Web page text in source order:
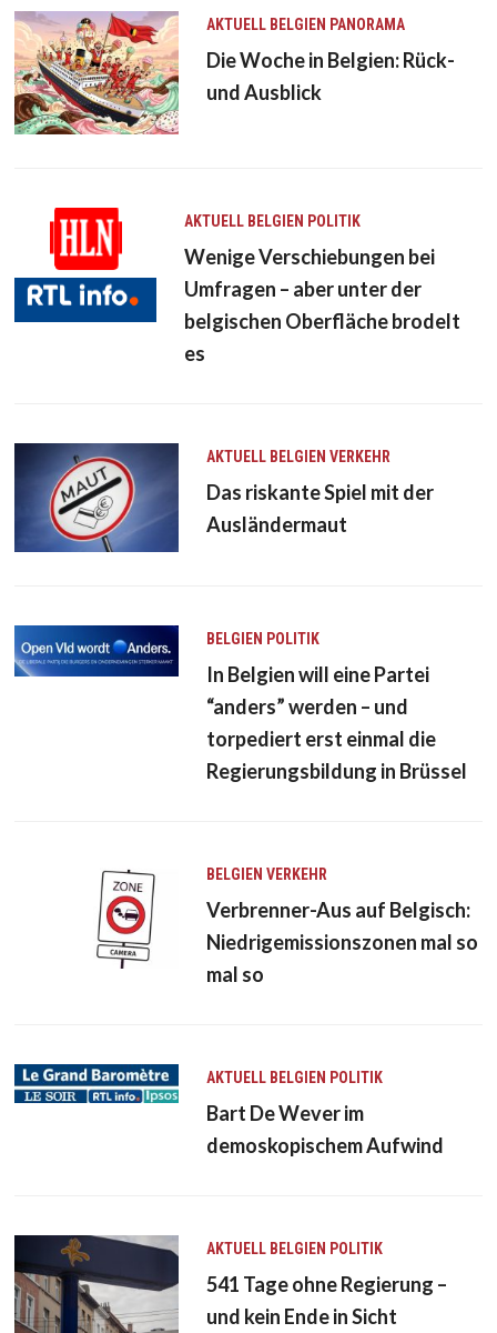
AKTUELL BELGIEN PANORAMA
Die Woche in Belgien: Rück-
und Ausblick
AKTUELL BELGIEN POLITIK
Wenige Verschiebungen bei
Umfragen – aber unter der
belgischen Oberfläche brodelt
es
AKTUELL BELGIEN VERKEHR
Das riskante Spiel mit der
Ausländermaut
BELGIEN POLITIK
In Belgien will eine Partei
“anders” werden – und
torpediert erst einmal die
Regierungsbildung in Brüssel
BELGIEN VERKEHR
Verbrenner-Aus auf Belgisch:
Niedrigemissionszonen mal so
mal so
AKTUELL BELGIEN POLITIK
Bart De Wever im
demoskopischem Aufwind
AKTUELL BELGIEN POLITIK
541 Tage ohne Regierung –
und kein Ende in Sicht